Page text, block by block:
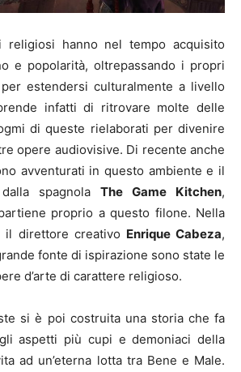
hanno nel tempo acquisito
e popolarità, oltrepassando i propri
estendersi culturalmente a livello
infatti di ritrovare molte delle
di queste rielaborati per divenire
opere audiovisive. Di recente anche
avventurati in questo ambiente e il
spagnola The Game Kitchen,
proprio a questo filone. Nella
il direttore creativo Enrique Cabeza,
fonte di ispirazione sono state le
d’arte di carattere religioso.
si è poi costruita una storia che fa
aspetti più cupi e demoniaci della
ad un’eterna lotta tra Bene e Male.